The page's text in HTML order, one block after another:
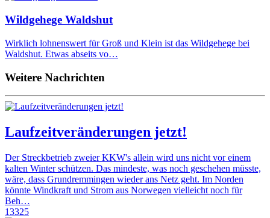
Wildgehege Waldshut
Wirklich lohnenswert für Groß und Klein ist das Wildgehege bei
Waldshut. Etwas abseits vo…
Weitere Nachrichten
Laufzeitveränderungen jetzt!
Der Streckbetrieb zweier KKW's allein wird uns nicht vor einem
kalten Winter schützen. Das mindeste, was noch geschehen müsste,
wäre, dass Grundremmingen wieder ans Netz geht. Im Norden
könnte Windkraft und Strom aus Norwegen vielleicht noch für
Beh…
13325